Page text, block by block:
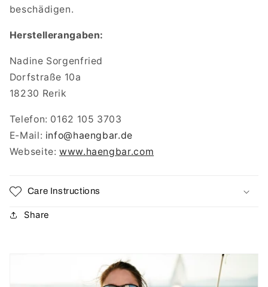
beschädigen.
Herstellerangaben:
Nadine Sorgenfried
Dorfstraße 10a
18230 Rerik
Telefon: 0162 105 3703
E-Mail: info@haengbar.de
Webseite:www.haengbar.com
Care Instructions
Share